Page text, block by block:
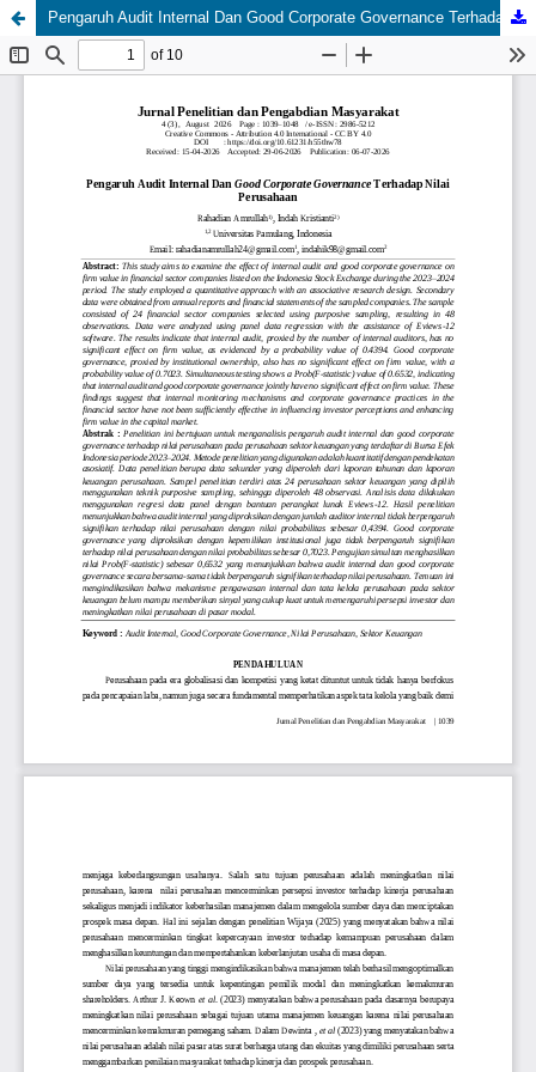
Pengaruh Audit Internal Dan Good Corporate Governance Terhadap Nilai Perusahaan